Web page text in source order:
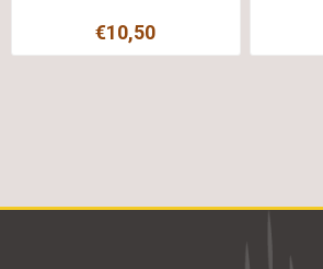
€10,50